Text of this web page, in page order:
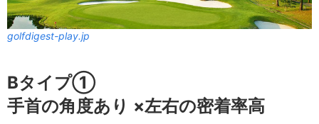
golfdigest-play.jp
Bタイプ①
手首の角度あり ×左右の密着率高